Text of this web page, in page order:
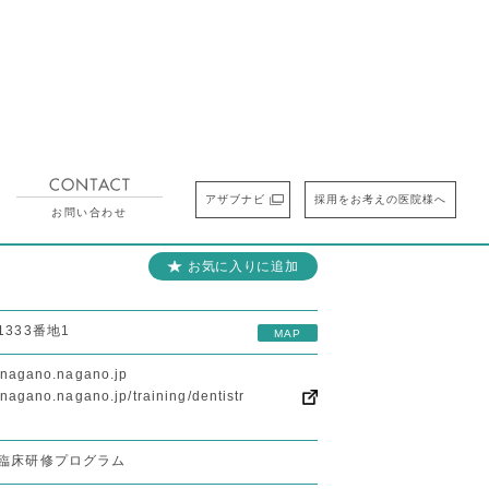
お問い合わせ
アザブナビ 採用をお考えの医院様へ
研修先を検索する
お気に入りに追加
番地1 MAP
training/dentistr
床研修プログラム